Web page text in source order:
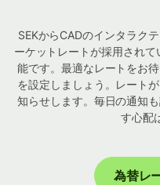
SEKからCADのインタラク
ーケットレートが採用され
能です。最適なレートをお
を設定しましょう。レート
知らせします。毎日の通知
す心配
為替レ